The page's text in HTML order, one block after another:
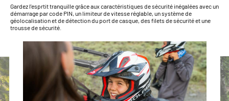
Gardez l'esprtit tranquille grâce aux caractéristiques de sécurité inégalées avec un
démarrage par code PIN, un limiteur de vitesse réglable, un système de
géolocalisation et de détection du port de casque, des filets de sécurité et une
trousse de sécurité.